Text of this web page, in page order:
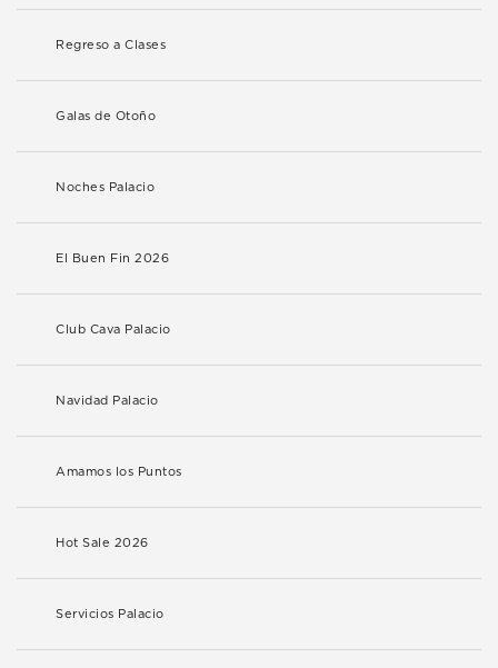
Regreso a Clases
Galas de Otoño
Noches Palacio
El Buen Fin 2026
Club Cava Palacio
Navidad Palacio
Amamos los Puntos
Hot Sale 2026
Servicios Palacio